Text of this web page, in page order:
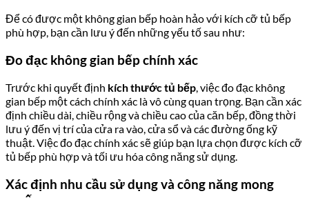
Để có được một không gian bếp hoàn hảo với kích cỡ tủ bếp
phù hợp, bạn cần lưu ý đến những yếu tố sau như:
Đo đạc không gian bếp chính xác
Trước khi quyết định kích thước tủ bếp, việc đo đạc không
gian bếp một cách chính xác là vô cùng quan trọng. Bạn cần xác
định chiều dài, chiều rộng và chiều cao của căn bếp, đồng thời
lưu ý đến vị trí của cửa ra vào, cửa sổ và các đường ống kỹ
thuật. Việc đo đạc chính xác sẽ giúp bạn lựa chọn được kích cỡ
tủ bếp phù hợp và tối ưu hóa công năng sử dụng.
Xác định nhu cầu sử dụng và công năng mong